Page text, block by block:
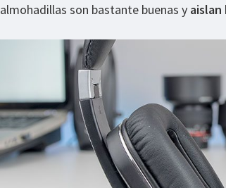
almohadillas son bastante buenas y